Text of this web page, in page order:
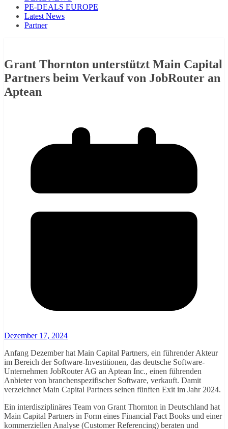
PE-DEALS EUROPE
Latest News
Partner
Grant Thornton unterstützt Main Capital
Partners beim Verkauf von JobRouter an
Aptean
Dezember 17, 2024
Anfang Dezember hat Main Capital Partners, ein führender Akteur
im Bereich der Software-Investitionen, das deutsche Software-
Unternehmen JobRouter AG an Aptean Inc., einen führenden
Anbieter von branchenspezifischer Software, verkauft. Damit
verzeichnet Main Capital Partners seinen fünften Exit im Jahr 2024.
Ein interdisziplinäres Team von Grant Thornton in Deutschland hat
Main Capital Partners in Form eines Financial Fact Books und einer
kommerziellen Analyse (Customer Referencing) beraten und